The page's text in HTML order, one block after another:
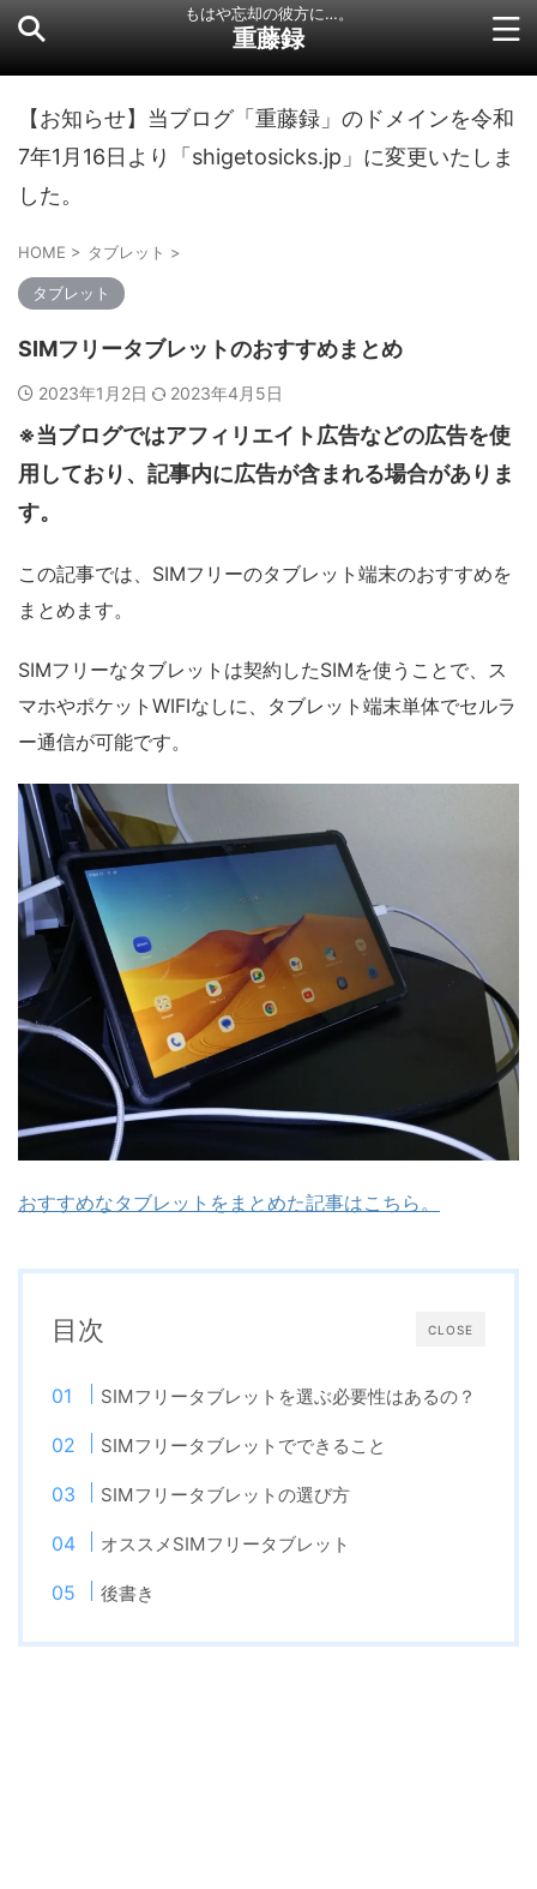
もはや忘却の彼方に…。
重藤録
【お知らせ】当ブログ「重藤録」のドメインを令和
7年1月16日より「shigetosicks.jp」に変更いたしま
した。
HOME > タブレット >
タブレット
SIMフリータブレットのおすすめまとめ
2023年1月2日 2023年4月5日
※当ブログではアフィリエイト広告などの広告を使
用しており、記事内に広告が含まれる場合がありま
す。
この記事では、SIMフリーのタブレット端末のおすすめを
まとめます。
SIMフリーなタブレットは契約したSIMを使うことで、ス
マホやポケットWIFIなしに、タブレット端末単体でセルラ
ー通信が可能です。
おすすめなタブレットをまとめた記事はこちら。
CLOSE
目次
SIMフリータブレットを選ぶ必要性はあるの？
SIMフリータブレットでできること
SIMフリータブレットの選び方
オススメSIMフリータブレット
後書き